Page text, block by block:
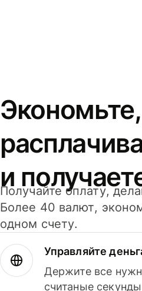
и
Получайте оплату,
Более 40 валют,
одном счету.
Управляйте
Держите все
считаные